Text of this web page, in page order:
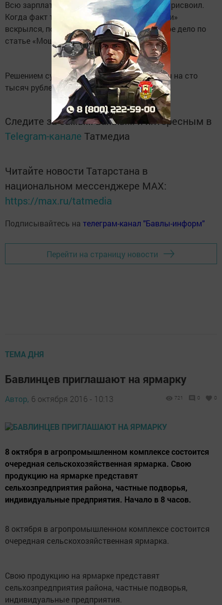
Всю зарплату - 49 тысяч рублей - Касимов присвоил.
Когда факт трудоустройства «мертвой души»
вскрылся, полицейские возбудили уголовное дело по
статье «Мошенничество».
Решением суда Вилен Касимов оштрафован на сто
тысяч рублей.
Следите за самым важным и интересным в
Telegram-канале Татмедиа
Читайте новости Татарстана в
национальном мессенджере MАХ:
https://max.ru/tatmedia
Подписывайтесь на телеграм-канал "Бавлы-информ"
Перейти на страницу новости
ТЕМА ДНЯ
Бавлинцев приглашают на ярмарку
Автор, 6 октября 2016 - 10:13 721 0 0
8 октября в агропромышленном комплексе состоится
очередная сельскохозяйственная ярмарка. Свою
продукцию на ярмарке представят
сельхозпредприятия района, частные подворья,
индивидуальные предприятия. Начало в 8 часов.
8 октября в агропромышленном комплексе состоится
очередная сельскохозяйственная ярмарка.
Свою продукцию на ярмарке представят
сельхозпредприятия района, частные подворья,
индивидуальные предприятия.